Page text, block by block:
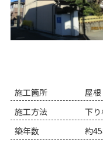
施工箇所
屋根
施工方法
下
築年数
約